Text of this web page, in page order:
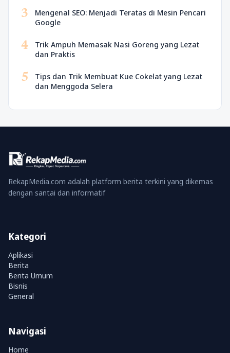
3
Mengenal SEO: Menjadi Teratas di Mesin Pencari
Google
4
Trik Ampuh Memasak Nasi Goreng yang Lezat
dan Praktis
5
Tips dan Trik Membuat Kue Cokelat yang Lezat
dan Menggoda Selera
RekapMedia.com adalah platform berita terkini yang dikemas
dengan santai dan informatif
Kategori
Aplikasi
Berita
Berita Umum
Bisnis
General
Navigasi
Home